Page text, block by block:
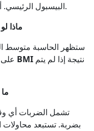
البيسبول الرئيسي. أي شيء حول .250 يعتبر متوسطًا تقريبًا.
ماذا
أداة BMI
تشمل الضربات أي
بضربة. تستبعد